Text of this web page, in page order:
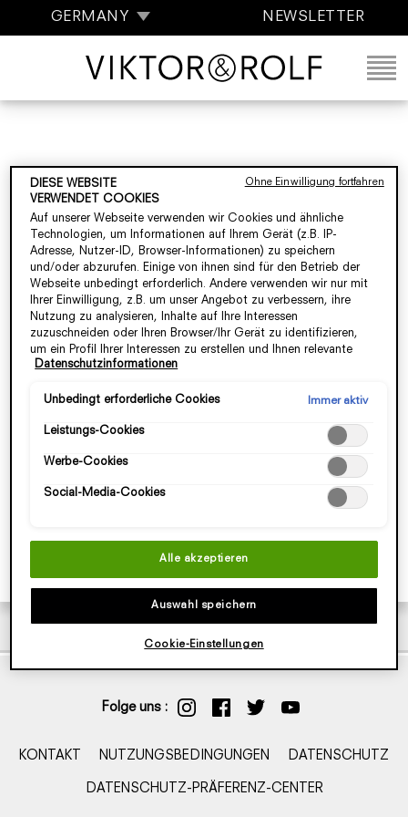
GERMANY NEWSLETTER
Folge uns :
KONTAKT NUTZUNGSBEDINGUNGEN DATENSCHUTZ
DATENSCHUTZ-PRÄFERENZ-CENTER
DIESE WEBSITE
VERWENDET COOKIES
Auf unserer Webseite verwenden wir Cookies und ähnliche
Technologien, um Informationen auf Ihrem Gerät (z.B. IP-
Adresse, Nutzer-ID, Browser-Informationen) zu speichern
und/oder abzurufen. Einige von ihnen sind für den Betrieb der
Webseite unbedingt erforderlich. Andere verwenden wir nur mit
Ihrer Einwilligung, z.B. um unser Angebot zu verbessern, ihre
Nutzung zu analysieren, Inhalte auf Ihre Interessen
zuzuschneiden oder Ihren Browser/Ihr Gerät zu identifizieren,
um ein Profil Ihrer Interessen zu erstellen und Ihnen relevante
Werbung auf anderen Onlineangeboten zu zeigen. Sie können
ablehnen ("Ohne Einwilligung fortfahren") oder die Einstellungen
speichern"). Zudem können Sie Ihre Einstellungen (unter dem
Link "Cookie-Einstellungen") jederzeit aufrufen und nachträglich
anpassen. Weitere Informationen enthalten unsere
Datenschutzinformationen
Unbedingt erforderliche Cookies Immer aktiv
Leistungs-Cookies
Werbe-Cookies
Social-Media-Cookies
Alle akzeptieren
Auswahl speichern
Cookie-Einstellungen
Ohne Einwilligung fortfahren